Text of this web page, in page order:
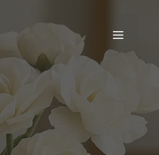
Menu